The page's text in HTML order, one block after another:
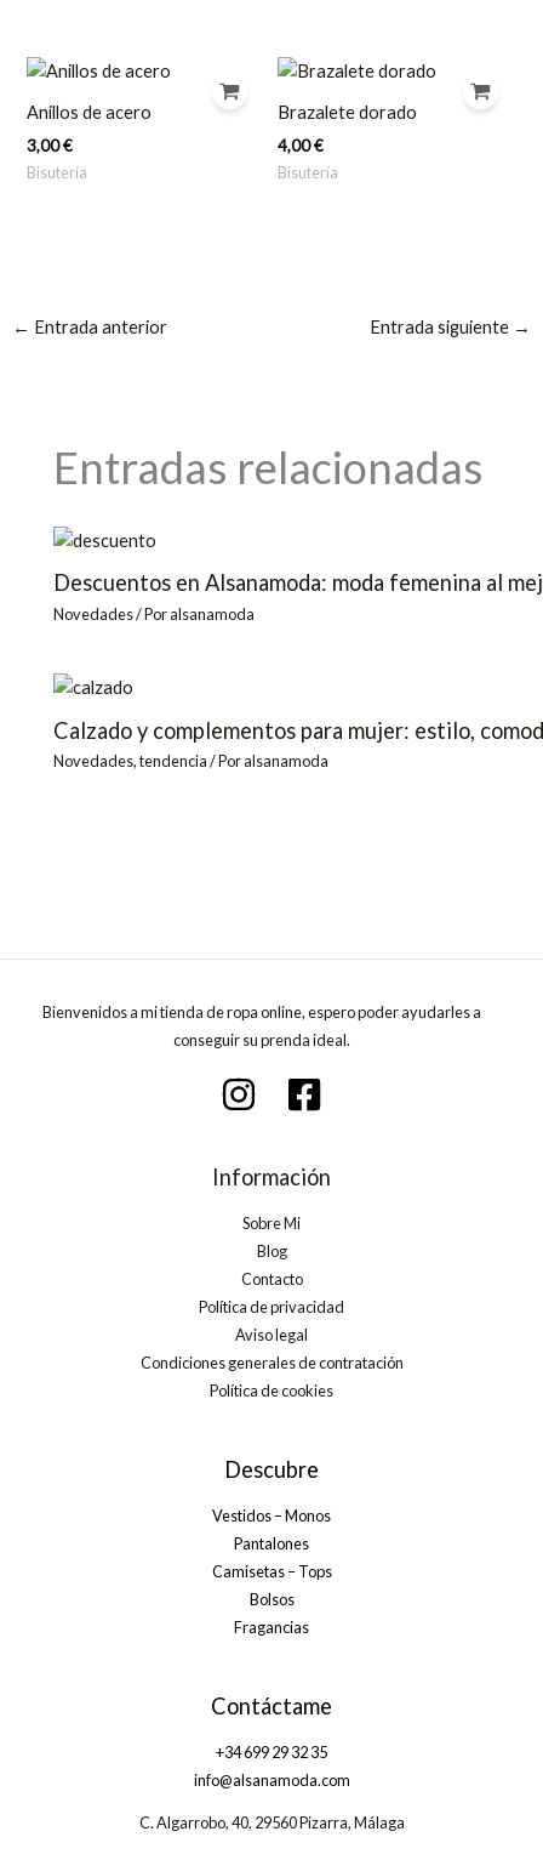
Anillos de acero
3,00€
Bisutería
Brazalete dorado
4,00€
Bisutería
← Entrada anterior Entrada siguiente →
Entradas relacionadas
Descuentos en Alsanamoda: moda femenina al
Novedades/ Poralsanamoda
Calzado y complementos para mujer: estilo,
Novedades,tendencia/ Poralsanamoda
Bienvenidos a mi tienda de ropa online, espero poder ayudarles a
conseguir su prenda ideal.
Información
Sobre Mi
Blog
Contacto
Política de privacidad
Aviso legal
Condiciones generales de contratación
Política de cookies
Descubre
Vestidos – Monos
Pantalones
Camisetas – Tops
Bolsos
Fragancias
Contáctame
+34 699 29 32 35
info@alsanamoda.com
C. Algarrobo, 40, 29560 Pizarra, Málaga